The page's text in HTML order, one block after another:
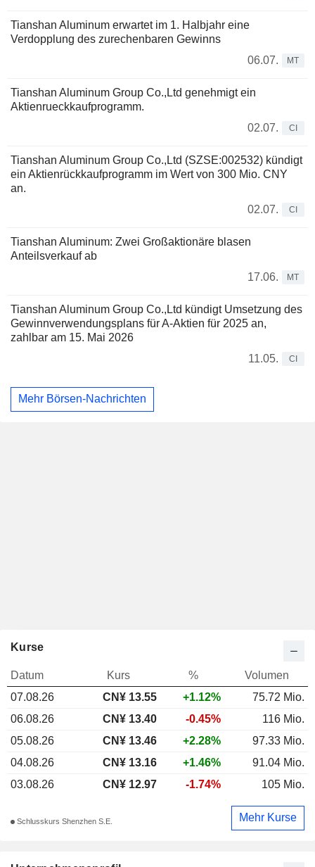
Tianshan Aluminum erwartet im 1. Halbjahr eine
Verdopplung des zurechenbaren Gewinns
06.07.
MT
Tianshan Aluminum Group Co.,Ltd genehmigt ein
Aktienrueckkaufprogramm.
02.07.
CI
Tianshan Aluminum Group Co.,Ltd (SZSE:002532) kündigt
ein Aktienrückkaufprogramm im Wert von 300 Mio. CNY
an.
02.07.
CI
Tianshan Aluminum: Zwei Großaktionäre blasen
Anteilsverkauf ab
17.06.
MT
Tianshan Aluminum Group Co.,Ltd kündigt Umsetzung des
Gewinnverwendungsplans für A-Aktien für 2025 an,
zahlbar am 15. Mai 2026
11.05.
CI
Mehr Börsen-Nachrichten
Kurse
Datum Kurs %
Volumen
07.08.26
CN¥ 13.55 +1.12%
75.72 Mio.
06.08.26
CN¥ 13.40 -0.45%
116 Mio.
05.08.26
CN¥ 13.46 +2.28%
97.33 Mio.
04.08.26
CN¥ 13.16 +1.46%
91.04 Mio.
03.08.26
CN¥ 12.97 -1.74% 105 Mio.
Schlusskurs Shenzhen S.E. Mehr Kurse